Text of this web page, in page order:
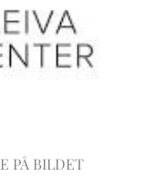
PÅ BILDET